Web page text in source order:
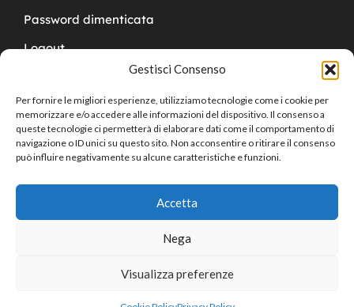
Gestisci Consenso
Per fornire le migliori esperienze, utilizziamo tecnologie come i cookie per
memorizzare e/o accedere alle informazioni del dispositivo. Il consenso a
queste tecnologie ci permetterà di elaborare dati come il comportamento di
navigazione o ID unici su questo sito. Non acconsentire o ritirare il consenso
può influire negativamente su alcune caratteristiche e funzioni.
Accetta
Nega
Visualizza preferenze
0
Password dimenticata
Logout
Copyright © 2024 Cucchy Gioielleria